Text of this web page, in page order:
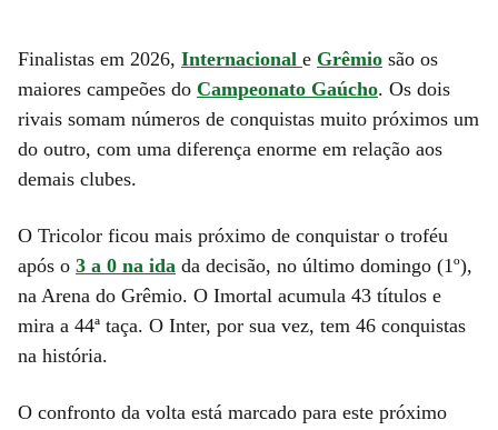
Finalistas em 2026, Internacional e Grêmio são os
maiores campeões do Campeonato Gaúcho. Os dois
rivais somam números de conquistas muito próximos um
do outro, com uma diferença enorme em relação aos
demais clubes.
O Tricolor ficou mais próximo de conquistar o troféu
após o 3 a 0 na ida da decisão, no último domingo (1º),
na Arena do Grêmio. O Imortal acumula 43 títulos e
mira a 44ª taça. O Inter, por sua vez, tem 46 conquistas
na história.
O confronto da volta está marcado para este próximo